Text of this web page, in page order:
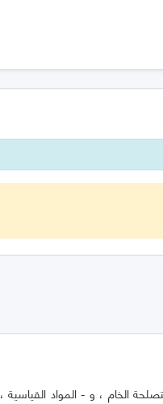
الخام ، و - المواد القياسية ،